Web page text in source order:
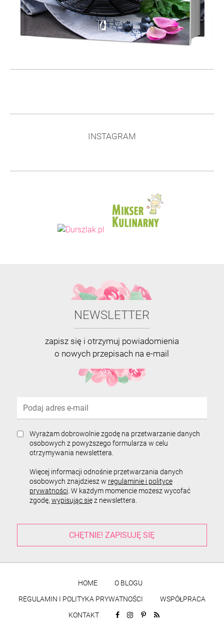
INSTAGRAM
NEWSLETTER
zapisz się i otrzymuj powiadomienia
o nowych przepisach na e-mail
Wyrażam dobrowolnie zgodę na przetwarzanie danych
osobowych z powyższego formularza w celu
otrzymywania newslettera.
Więcej informacji odnośnie przetwarzania danych
osobowych znajdziesz w regulaminie i polityce
prywatności . W każdym momencie możesz wycofać
zgodę, wypisując sięz newslettera.
HOME
O BLOGU
REGULAMIN I POLITYKA PRYWATNOŚCI
WSPÓŁPRACA
KONTAKT